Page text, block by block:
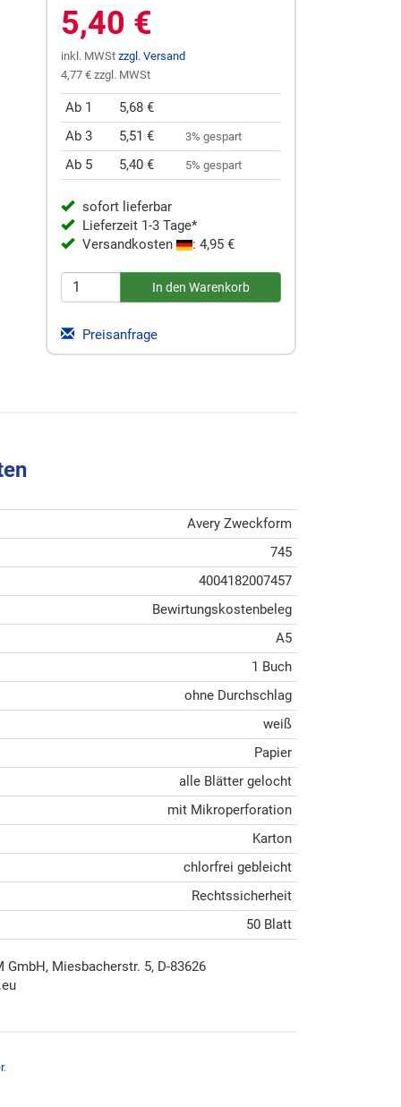
5,40 €
inkl. MWSt zzgl. Versand
4,77 € zzgl. MWSt
Ab 1
5,68 €
Ab 3
5,51 € 3% gespart
Ab 5 5,40 € 5% gespart
sofort lieferbar
Lieferzeit 1-3 Tage*
Versandkosten
: 4,95 €
Preisanfrage
Avery Zweckform
745
4004182007457
Bewirtungskostenbeleg
A5
1 Buch
ohne Durchschlag
weiß
Papier
alle Blätter gelocht
mit Mikroperforation
Karton
chlorfrei gebleicht
Rechtssicherheit
50 Blatt
GmbH, Miesbacherstr. 5, D-83626
.